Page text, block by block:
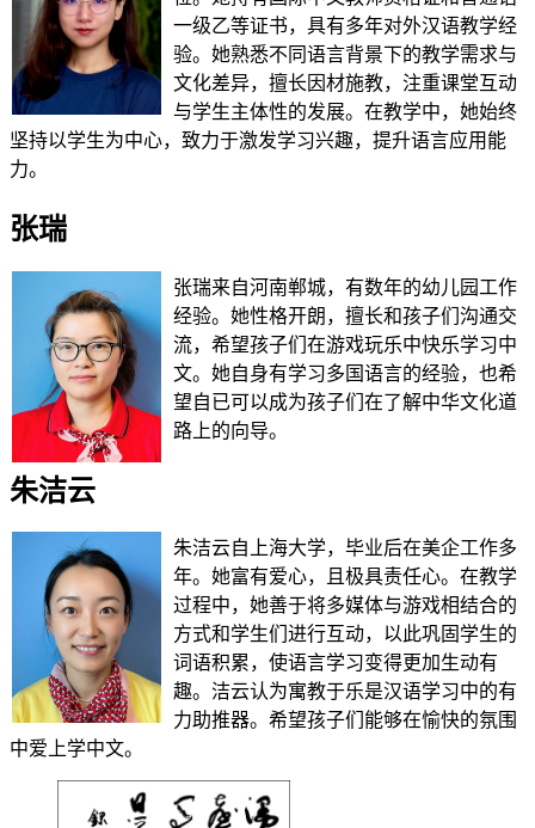
一级乙等证书，具有多年对外汉语教学经
验。她熟悉不同语言背景下的教学需求与
文化差异，擅长因材施教，注重课堂互动
与学生主体性的发展。在教学中，她始终
坚持以学生为中心，致力于激发学习兴趣，提升语言应用能
力。
张瑞
张瑞来自河南郸城，有数年的幼儿园工作
经验。她性格开朗，擅长和孩子们沟通交
流，希望孩子们在游戏玩乐中快乐学习中
文。她自身有学习多国语言的经验，也希
望自已可以成为孩子们在了解中华文化道
路上的向导。
朱洁云
朱洁云自上海大学，毕业后在美企工作多
年。她富有爱心，且极具责任心。在教学
过程中，她善于将多媒体与游戏相结合的
方式和学生们进行互动，以此巩固学生的
词语积累，使语言学习变得更加生动有
趣。洁云认为寓教于乐是汉语学习中的有
力助推器。希望孩子们能够在愉快的氛围
中爱上学中文。